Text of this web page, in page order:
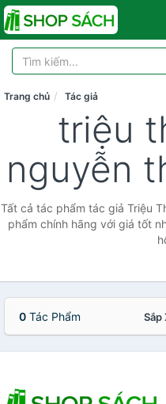
Trang chủ Tác giả
triệu
nguyễn
Tất cả tác phẩm tác giả Triệu
phẩm chính hãng với giá tốt
0 Tác Phẩm Sắp